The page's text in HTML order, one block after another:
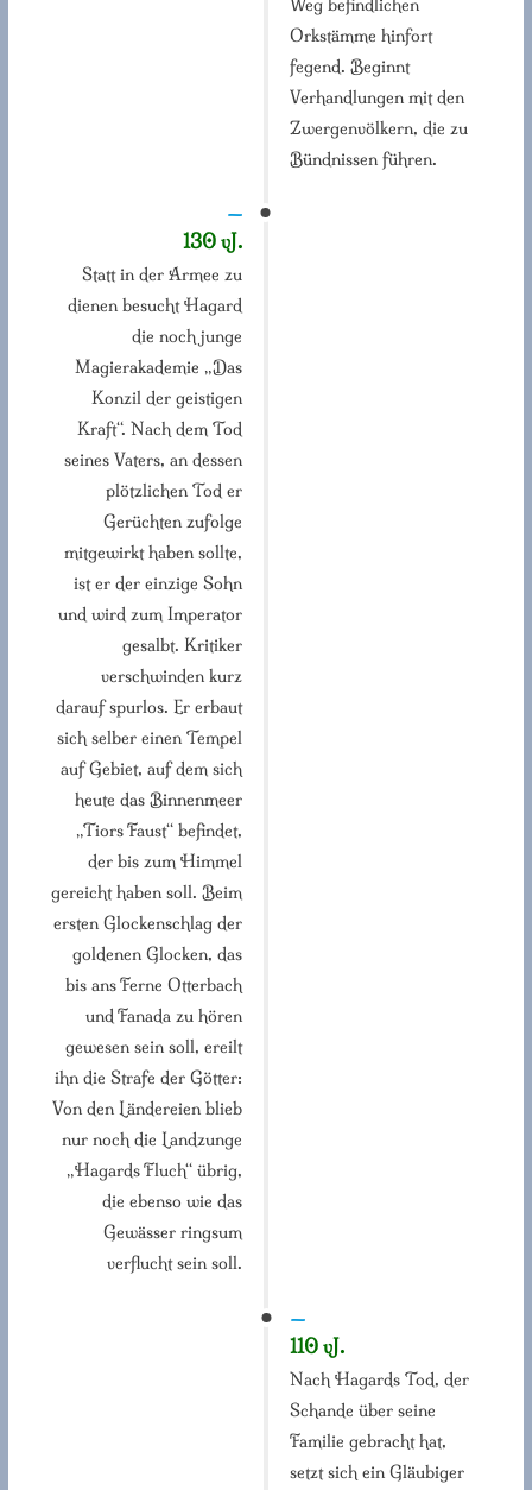
Weg befindlichen
Orkstämme hinfort
fegend. Beginnt
Verhandlungen mit den
Zwergenvölkern, die zu
Bündnissen führen.
—
130 vJ.
Statt in der Armee zu
dienen besucht Hagard
die noch junge
Magierakademie „Das
Konzil der geistigen
Kraft“. Nach dem Tod
seines Vaters, an dessen
plötzlichen Tod er
Gerüchten zufolge
mitgewirkt haben sollte,
ist er der einzige Sohn
und wird zum Imperator
gesalbt. Kritiker
verschwinden kurz
darauf spurlos. Er erbaut
sich selber einen Tempel
auf Gebiet, auf dem sich
heute das Binnenmeer
„Tiors Faust“ befindet,
der bis zum Himmel
gereicht haben soll. Beim
ersten Glockenschlag der
goldenen Glocken, das
bis ans Ferne Otterbach
und Fanada zu hören
gewesen sein soll, ereilt
ihn die Strafe der Götter:
Von den Ländereien blieb
nur noch die Landzunge
„Hagards Fluch“ übrig,
die ebenso wie das
Gewässer ringsum
verflucht sein soll.
—
110 vJ.
Nach Hagards Tod, der
Schande über seine
Familie gebracht hat,
setzt sich ein Gläubiger